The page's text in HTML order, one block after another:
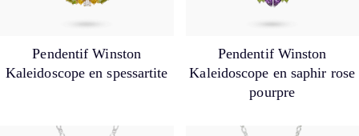
Pendentif Winston
Kaleidoscope en spessartite
Pendentif Winston
Kaleidoscope en saphir rose
pourpre